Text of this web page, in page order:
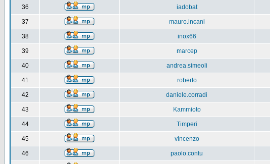
36 iadobat
37 mauro.incani
38 inox66
39 marcep
40 andrea.simeoli
41 roberto
42 daniele.corradi
43 Kammioto
44 Timperi
45 vincenzo
46 paolo.contu